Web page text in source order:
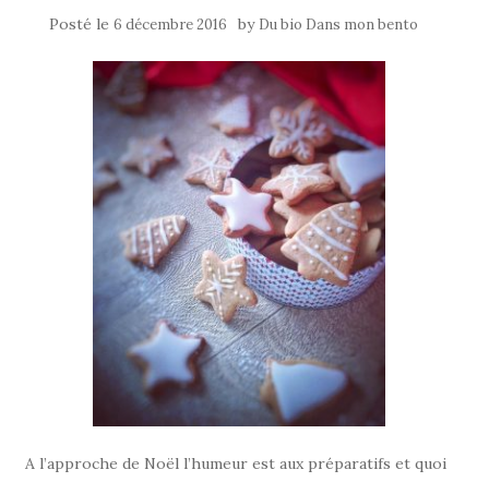
Posté le 6 décembre 2016 by Du bio Dans mon bento
A l’approche de Noël l’humeur est aux préparatifs et quoi